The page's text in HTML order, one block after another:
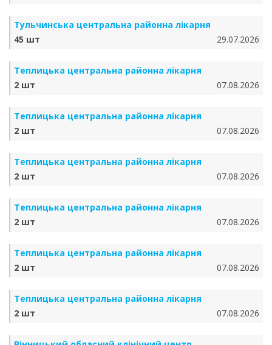
Тульчинська центральна районна лікарня
45 шт
29.07.2026
Теплицька центральна районна лікарня
2 шт
07.08.2026
Теплицька центральна районна лікарня
2 шт
07.08.2026
Теплицька центральна районна лікарня
2 шт
07.08.2026
Теплицька центральна районна лікарня
2 шт
07.08.2026
Теплицька центральна районна лікарня
2 шт
07.08.2026
Теплицька центральна районна лікарня
2 шт
07.08.2026